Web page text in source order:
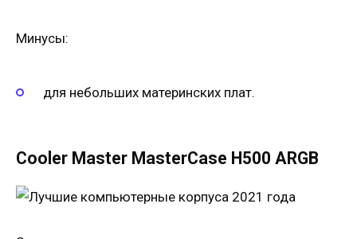
Минусы:
для небольших материнских плат.
Cooler Master MasterCase H500 ARGB